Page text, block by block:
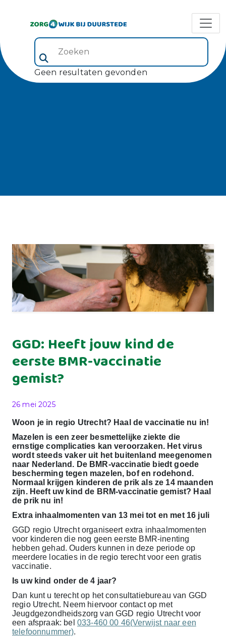
Zoeken (veld 5)
Geen resultaten gevonden
GGD: Heeft jouw kind de
eerste BMR-vaccinatie
gemist?
Gepubliceerd op
26 mei 2025
Woon je in regio Utrecht? Haal de vaccinatie nu in!
Mazelen is een zeer besmettelijke ziekte die
ernstige complicaties kan veroorzaken. Het virus
wordt steeds vaker uit het buitenland meegenomen
naar Nederland. De BMR-vaccinatie biedt goede
bescherming tegen mazelen, bof en rodehond.
Normaal krijgen kinderen de prik als ze 14 maanden
zijn. Heeft uw kind de BRM-vaccinatie gemist? Haal
de prik nu in!
Extra inhaalmomenten van 13 mei tot en met 16 juli
GGD regio Utrecht organiseert extra inhaalmomenten
voor kinderen die nog geen eerste BMR-inenting
hebben gehad. Ouders kunnen in deze periode op
meerdere locaties in de regio terecht voor een gratis
vaccinatie.
Is uw kind onder de 4 jaar?
Dan kunt u terecht op het consultatiebureau van GGD
regio Utrecht. Neem hiervoor contact op met
Jeugdgezondheidszorg van GGD regio Utrecht voor
een afspraak: bel 033-460 00 46(Verwijst naar een
telefoonnummer).